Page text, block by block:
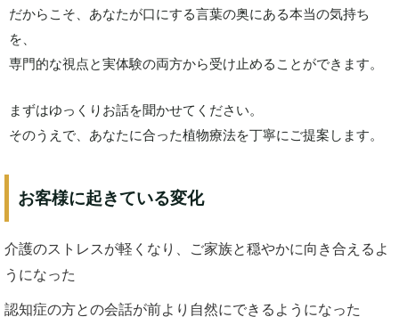
だからこそ、あなたが口にする言葉の奥にある本当の気持ち
を、
専門的な視点と実体験の両方から受け止めることができます。
まずはゆっくりお話を聞かせてください。
そのうえで、あなたに合った植物療法を丁寧にご提案します。
お客様に起きている変化
介護のストレスが軽くなり、ご家族と穏やかに向き合えるよ
うになった
認知症の方との会話が前より自然にできるようになった